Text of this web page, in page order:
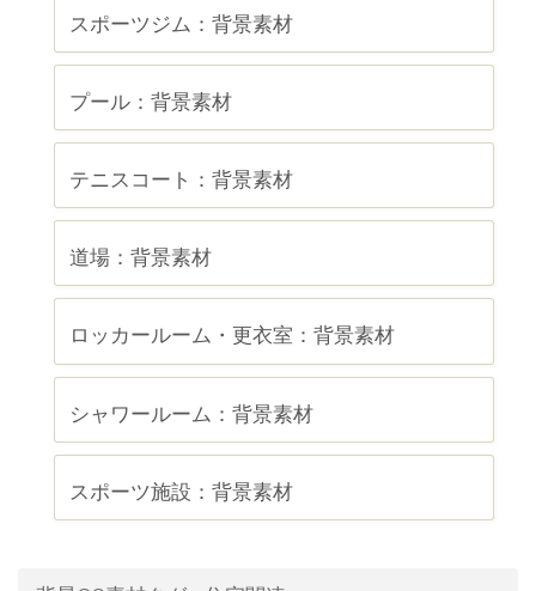
スポーツジム：背景素材
プール：背景素材
テニスコート：背景素材
道場：背景素材
ロッカールーム・更衣室：背景素材
シャワールーム：背景素材
スポーツ施設：背景素材